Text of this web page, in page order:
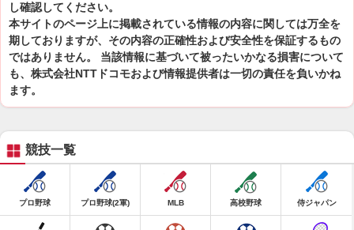
し確認してください。
本サイトのページ上に掲載されている情報の内容に関しては万全を
期しておりますが、その内容の正確性および安全性を保証するもの
ではありません。 当該情報に基づいて被ったいかなる損害について
も、株式会社NTTドコモおよび情報提供者は一切の責任を負いかね
ます。
競技一覧
プロ野球 プロ野球(2軍) MLB 高校野球 侍ジャパン